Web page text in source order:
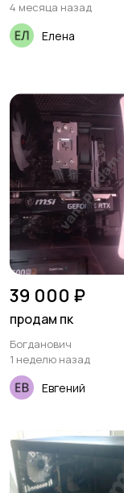
4 месяца назад
Елена
39 000 ₽
продам пк
Богданович
1 неделю назад
Евгений